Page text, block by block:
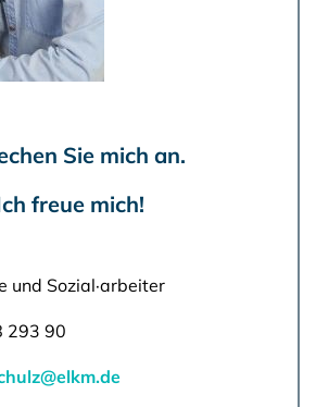
Sie mich an.
freue mich!
und Sozial·arbeiter
293 90